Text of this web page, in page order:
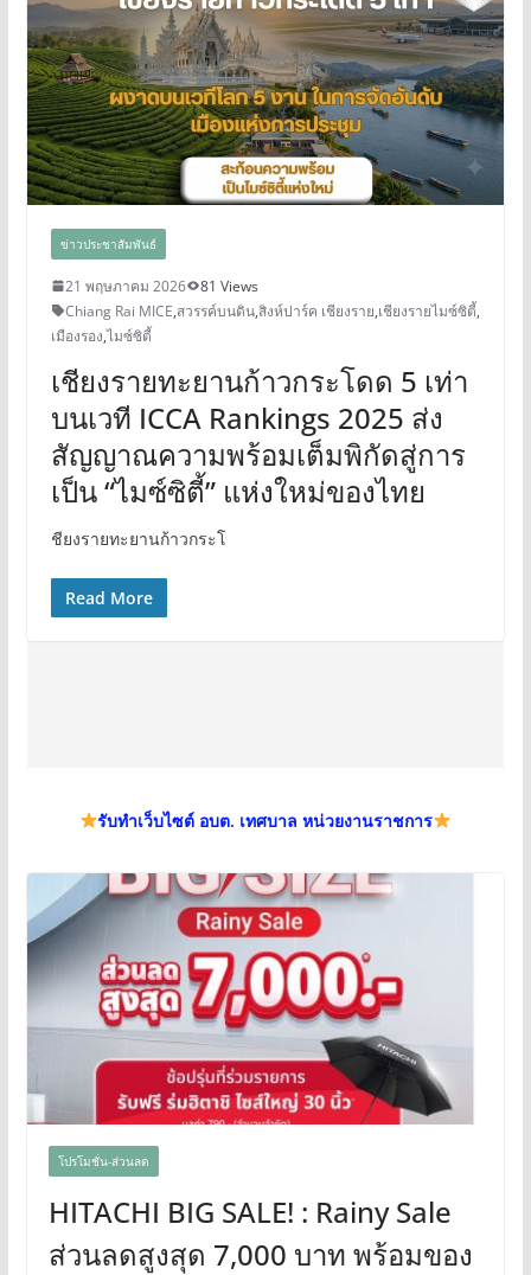
ข่าวประชาสัมพันธ์
21 พฤษภาคม 2026
81 Views
Chiang Rai MICE,สวรรค์บนดิน,สิงห์ปาร์ค เชียงราย,เชียงรายไมซ์ซิตี้,
เมืองรอง,ไมซ์ซิตี้
เชียงรายทะยานก้าวกระโดด 5 เท่า
บนเวที ICCA Rankings 2025 ส่ง
สัญญาณความพร้อมเต็มพิกัดสู่การ
เป็น “ไมซ์ซิตี้” แห่งใหม่ของไทย
ชียงรายทะยานก้าวกระโ
Read More
รับทำเว็บไซต์ อบต. เทศบาล หน่วยงานราชการ
โปรโมชั่น-ส่วนลด
HITACHI BIG SALE! : Rainy Sale
ส่วนลดสูงสุด 7,000 บาท พร้อมของ